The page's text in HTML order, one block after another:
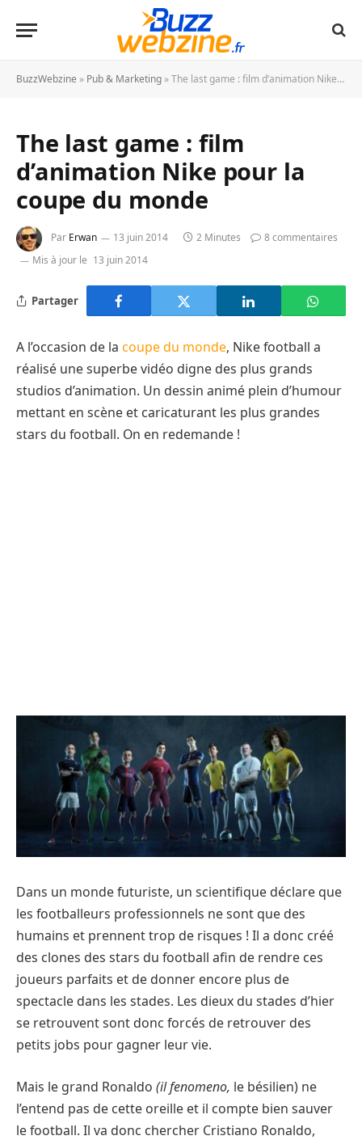
BuzzWebzine » Pub & Marketing »The last game : film d’animation Nike pour la coupe du monde
The last game : film
d’animation Nike pour la
coupe du monde
Par Erwan 13 juin 2014 2 Minutes
8 commentaires
Mis à jour le 13 juin 2014
Partager
A l’occasion de la coupe du monde, Nike football a
réalisé une superbe vidéo digne des plus grands
studios d’animation. Un dessin animé plein d’humour
mettant en scène et caricaturant les plus grandes
stars du football. On en redemande !
Dans un monde futuriste, un scientifique déclare que
les footballeurs professionnels ne sont que des
humains et prennent trop de risques ! Il a donc créé
des clones des stars du football afin de rendre ces
joueurs parfaits et de donner encore plus de
spectacle dans les stades. Les dieux du stades d’hier
se retrouvent sont donc forcés de retrouver des
petits jobs pour gagner leur vie.
Mais le grand Ronaldo (il fenomeno, le bésilien) ne
l’entend pas de cette oreille et il compte bien sauver
le football. Il va donc chercher Cristiano Ronaldo,